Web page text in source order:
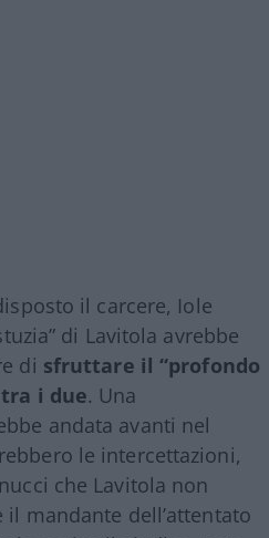
il carcere, Iole
di Lavitola avrebbe
di sfruttare il “profondo
i due. Una
andata avanti nel
le intercettazioni,
che Lavitola non
il mandante dell’attentato